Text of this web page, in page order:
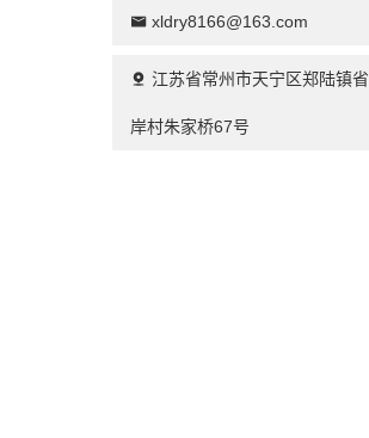
xldry8166@163.com
江苏省常州市天宁区郑陆镇省
岸村朱家桥67号